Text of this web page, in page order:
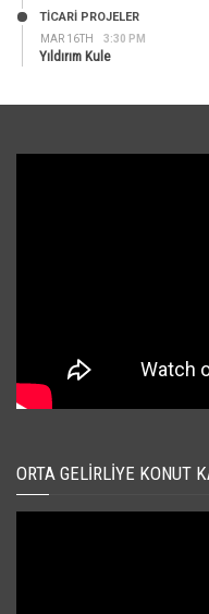
MAR 16TH 3:30 PM
TİCARİ PROJELER
Yıldırım Kule
ORTA GELIRLIYE KONUT